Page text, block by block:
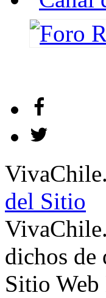
del Sitio
dichos de
Sitio